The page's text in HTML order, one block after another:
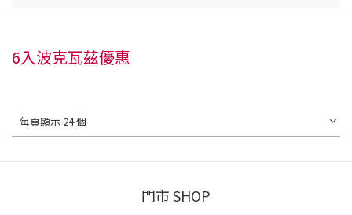
6入波克瓦茲優惠
每頁顯示 24 個
門市 SHOP